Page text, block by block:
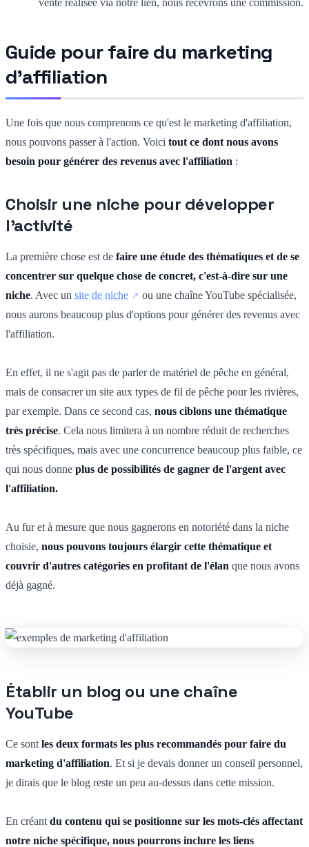
Guide pour faire du marketing
d'affiliation
Une fois que nous comprenons ce qu'est le marketing d'affiliation,
nous pouvons passer à l'action. Voici tout ce dont nous avons
besoin pour générer des revenus avec l'affiliation :
Choisir une niche pour développer
l'activité
La première chose est de faire une étude des thématiques et de se
concentrer sur quelque chose de concret, c'est-à-dire sur une
niche. Avec un site de niche
ou une chaîne YouTube spécialisée,
nous aurons beaucoup plus d'options pour générer des revenus avec
l'affiliation.
En effet, il ne s'agit pas de parler de matériel de pêche en général,
mais de consacrer un site aux types de fil de pêche pour les rivières,
par exemple. Dans ce second cas, nous ciblons une thématique
très précise. Cela nous limitera à un nombre réduit de recherches
très spécifiques, mais avec une concurrence beaucoup plus faible, ce
qui nous donne plus de possibilités de gagner de l'argent avec
l'affiliation.
Au fur et à mesure que nous gagnerons en notoriété dans la niche
choisie, nous pouvons toujours élargir cette thématique et
couvrir d'autres catégories en profitant de l'élan que nous avons
déjà gagné.
Établir un blog ou une chaîne
YouTube
Ce sont les deux formats les plus recommandés pour faire du
marketing d'affiliation. Et si je devais donner un conseil personnel,
je dirais que le blog reste un peu au-dessus dans cette mission.
En créant du contenu qui se positionne sur les mots-clés affectant
notre niche spécifique, nous pourrons inclure les liens